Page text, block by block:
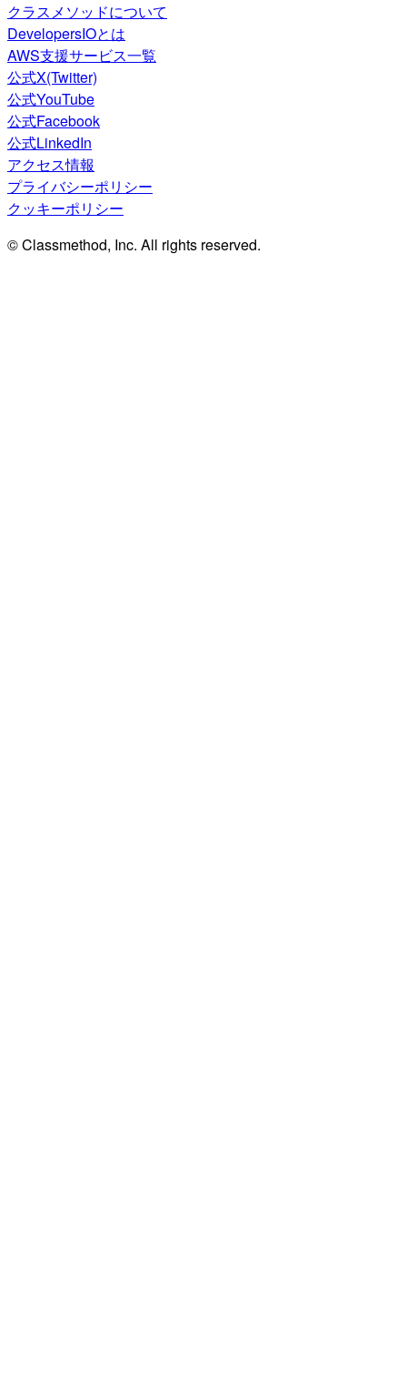
クラスメソッドについて
DevelopersIOとは
AWS支援サービス一覧
公式X(Twitter)
公式YouTube
公式Facebook
公式LinkedIn
アクセス情報
プライバシーポリシー
クッキーポリシー
© Classmethod, Inc. All rights reserved.